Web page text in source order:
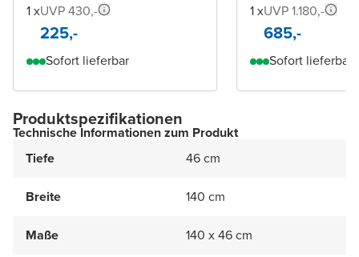
1 xUVP 430,-
225,-
Sofort lieferbar
1 xUVP 1.180,-
685,-
Sofort lieferbar
Produktspezifikationen
Technische Informationen zum Produkt
Tiefe
46 cm
Breite 140 cm
Maße 140 x 46 cm